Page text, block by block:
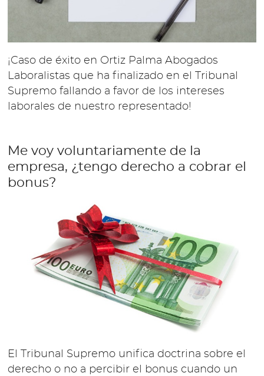
¡Caso de éxito en Ortiz Palma Abogados
Laboralistas que ha finalizado en el Tribunal
Supremo fallando a favor de los intereses
laborales de nuestro representado!
Me voy voluntariamente de la
empresa, ¿tengo derecho a cobrar el
bonus?
El Tribunal Supremo unifica doctrina sobre el
derecho o no a percibir el bonus cuando un